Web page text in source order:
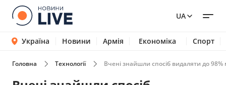
UA
Україна Новини Армія Економіка Спорт
Головна Технології Вчені знайшли спосіб видаляти до 98%